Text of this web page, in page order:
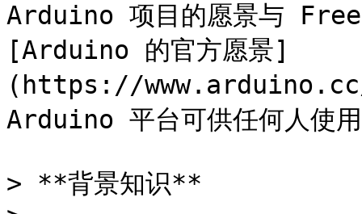
Arduino 项目的愿景与
[Arduino 的官方愿景]
(https://
Arduino 平台可供任何人使
> **背景知识**